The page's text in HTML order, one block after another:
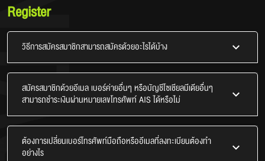
Register
วิธีการสมัครสมาชิกสามารถสมัครด้วยอะไรได้บ้าง
สมัครสมาชิกด้วยอีเมล เบอร์ค่ายอื่นๆ หรือบัญชีโซเชียลมีเดียอื่นๆ
สามารถชำระเงินผ่านหมายเลขโทรศัพท์ AIS ได้หรือไม่
ต้องการเปลี่ยนเบอร์โทรศัพท์มือถือหรืออีเมลที่ลงทะเบียนต้องทำ
อย่างไร